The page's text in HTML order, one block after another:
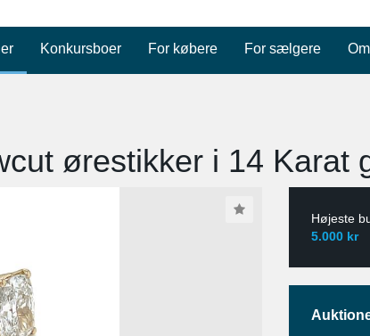
Konkursboer For købere For sælgere
ørestikker i 14 Karat
Højeste
5.000 kr